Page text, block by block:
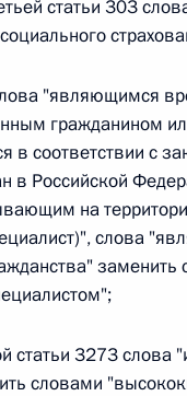
кодекс Российской
Федерации
г. № 264-ФЗ
Федерального
1 части 13 статьи 3
актах гражданского
статьи 303
"являющимся
гражданином
соответствии с
в Российской
на
слова
статьи 3273 слова
словами